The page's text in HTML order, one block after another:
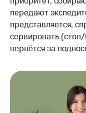
передают
представляется,
сервировать
вернётся за